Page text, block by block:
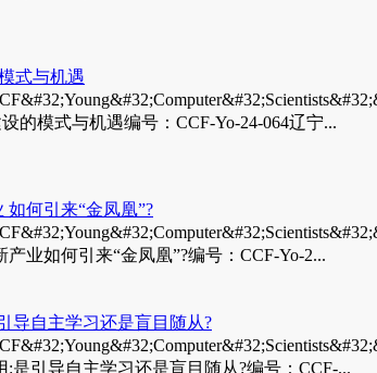
式与机遇
的模式与机遇编号：CCF-Yo-24-064辽宁...
何引来“金凤凰”?
业如何引来“金凤凰”?编号：CCF-Yo-2...
导自主学习还是盲目随从?
是引导自主学习还是盲目随从?编号：CCF-...